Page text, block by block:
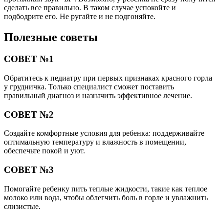
сделать все правильно. В таком случае успокойте и
подбодрите его. Не ругайте и не подгоняйте.
Полезные советы
СОВЕТ №1
Обратитесь к педиатру при первых признаках красного горла
у грудничка. Только специалист сможет поставить
правильный диагноз и назначить эффективное лечение.
СОВЕТ №2
Создайте комфортные условия для ребенка: поддерживайте
оптимальную температуру и влажность в помещении,
обеспечьте покой и уют.
СОВЕТ №3
Помогайте ребенку пить теплые жидкости, такие как теплое
молоко или вода, чтобы облегчить боль в горле и увлажнить
слизистые.